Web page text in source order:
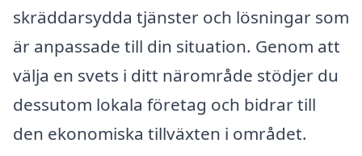
skräddarsydda tjänster och lösningar som
är anpassade till din situation. Genom att
välja en svets i ditt närområde stödjer du
dessutom lokala företag och bidrar till
den ekonomiska tillväxten i området.